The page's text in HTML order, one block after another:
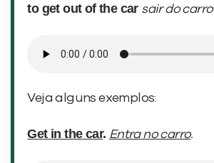
to get out of the car sair do carro
Veja alguns exemplos:
Get in the car. Entra no carro.